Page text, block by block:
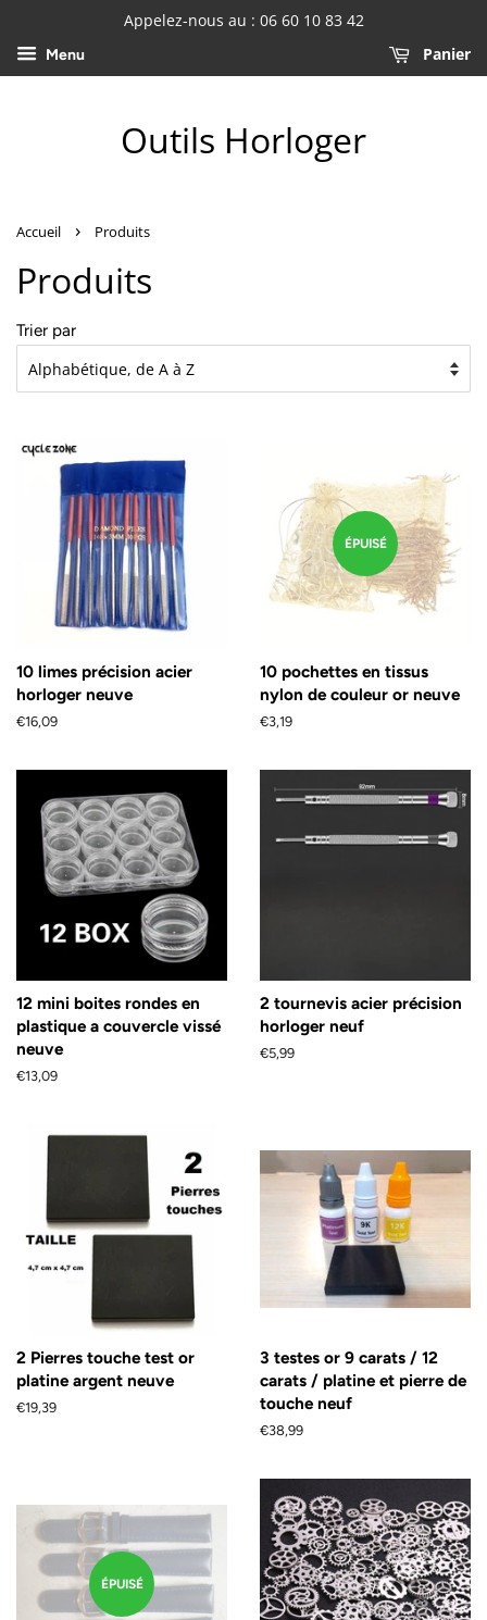
Appelez-nous au : 06 60 10 83 42
Menu Panier
Outils Horloger
Accueil › Produits
Produits
Trier par
10 limes précision acier
horloger neuve
Prix
€16,09
ÉPUISÉ
10 pochettes en tissus
nylon de couleur or neuve
Prix
€3,19
12 mini boites rondes en
plastique a couvercle vissé
neuve
Prix
€13,09
2 tournevis acier précision
horloger neuf
Prix
€5,99
2 Pierres touche test or
platine argent neuve
Prix
€19,39
3 testes or 9 carats / 12
carats / platine et pierre de
touche neuf
Prix
€38,99
ÉPUISÉ